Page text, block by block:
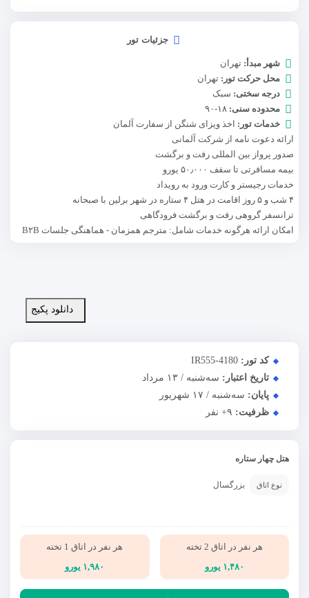
جزئیات تور
شهر مبدأ: تهران
محل حرکت تور: تهران
درجه سختی: سبک
محدوده سنی: ۱۸-۹۰
خدمات تور:
اخذ ویزای شنگن از سفارت آلمان
ارائه دعوت نامه از شرکت آلمانی
صدور پرواز بین المللی رفت و برگشت
بیمه مسافرتی تا سقف ۵۰٫۰۰۰ یورو
خدمات رجیستر و کارت ورود به رویداد
۴ شب و ۵ روز اقامت در هتل ۴ ستاره در شهر برلین با صبحانه
ترانسفر گروهی رفت و برگشت فرودگاهی
امکان ارائه هرگونه خدمات شامل: مترجم همزمان - هماهنگی جلسات B۲B
دانلود پکیج
کد تور: IR555-4180
تاریخ اعتبار: سه‌شنبه / ۱۳ مرداد
پایان: سه‌شنبه / ۱۷ شهریور
ظرفیت: +۹ نفر
هتل چهار ستاره
نوع اتاق بزرگسال
هر نفر در اتاق 2 تخته
۱,۴۸۰ یورو
هر نفر در اتاق 1 تخته
۱,۹۸۰ یورو